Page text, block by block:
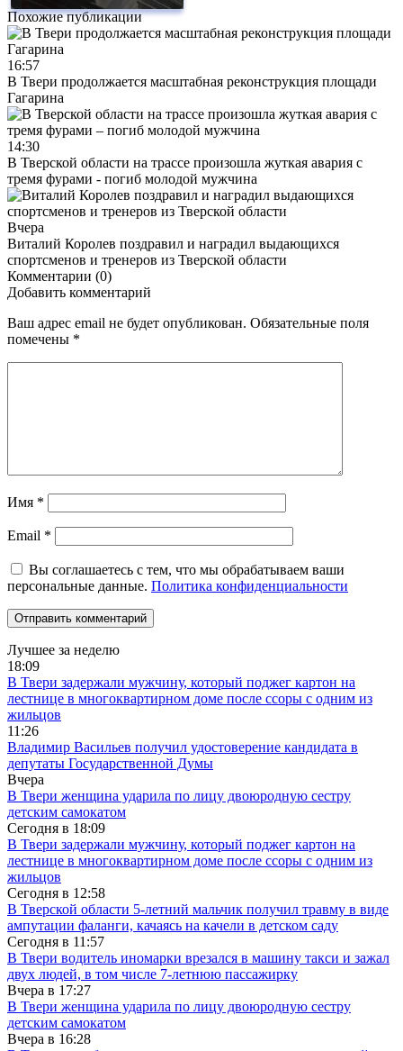
Похожие публикации
16:57
В Твери продолжается масштабная реконструкция площади
Гагарина
14:30
В Тверской области на трассе произошла жуткая авария с
тремя фурами - погиб молодой мужчина
Вчера
Виталий Королев поздравил и наградил выдающихся
спортсменов и тренеров из Тверской области
Комментарии (0)
Добавить комментарий
Ваш адрес email не будет опубликован. Обязательные поля
помечены *
Имя *
Email *
Вы соглашаетесь с тем, что мы обрабатываем ваши
персональные данные. Политика конфиденциальности
Лучшее за неделю
18:09
В Твери задержали мужчину, который поджег картон на
лестнице в многоквартирном доме после ссоры с одним из
жильцов
11:26
Владимир Васильев получил удостоверение кандидата в
депутаты Государственной Думы
Вчера
В Твери женщина ударила по лицу двоюродную сестру
детским самокатом
Сегодня в 18:09
В Твери задержали мужчину, который поджег картон на
лестнице в многоквартирном доме после ссоры с одним из
жильцов
Сегодня в 12:58
В Тверской области 5-летний мальчик получил травму в виде
ампутации фаланги, качаясь на качели в детском саду
Сегодня в 11:57
В Твери водитель иномарки врезался в машину такси и зажал
двух людей, в том числе 7-летнюю пассажирку
Вчера в 17:27
В Твери женщина ударила по лицу двоюродную сестру
детским самокатом
Вчера в 16:28